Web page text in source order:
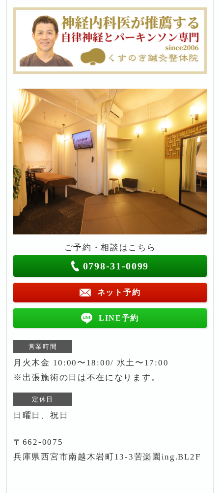
ご予約・相談はこちら
0798-31-0099
ネット予約
LINE予約
営業時間
月火木金 10:00〜18:00/ 水土〜17:00
※出張施術の日は不在になります。
定休日
日曜日、祝日
〒662-0075
兵庫県西宮市南越木岩町13-3苦楽園ing.BL2F